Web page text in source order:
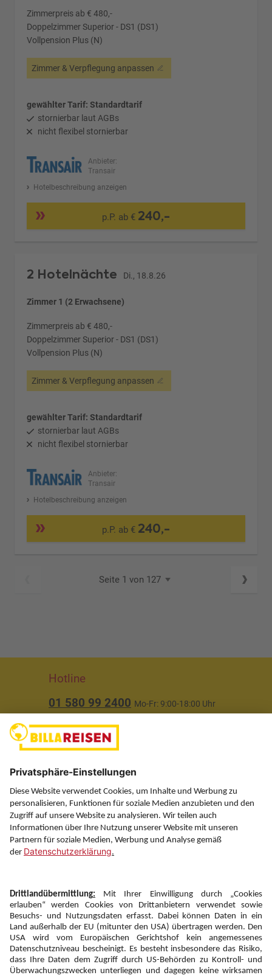
Zimmerpreis ab € 480,-
Doppelzimmer Superior - DS1 (DS1)
Vollpension Plus (N)
Zimmer & Verpflegung anpassen
gewählter Tarif: Standardtarif
stornierbar laut AGBs
nicht flexibel stornierbar
Anbieter:
Transair
Hotelbeschreibung anzeigen
p.P. ab € 240,-
2 Hotelnächte Di., 18.8.26
Zimmer 1 (2 Erwachsene)
Zimmerpreis ab € 480,-
Doppelzimmer Superior - DS1 (DS1)
Vollpension Plus (N)
Zimmer & Verpflegung anpassen
gewählter Tarif: Standardtarif
stornierbar laut AGBs
nicht flexibel stornierbar
Anbieter:
Transair
Hotelbeschreibung anzeigen
p.P. ab € 240,-
Seite 1 von 127
Hotline
01 580 99 2400 Mo-Fr: 9:00-18:00 Uhr
Über uns
Service
Information
Folgen Sie uns auf
Newsletter:
Anmelden